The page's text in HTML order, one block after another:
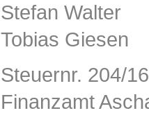
Stefan Walter
Tobias Giesen
Steuernr. 204/
Finanzamt